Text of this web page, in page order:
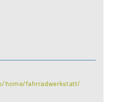
home/fahrradwerkstatt/